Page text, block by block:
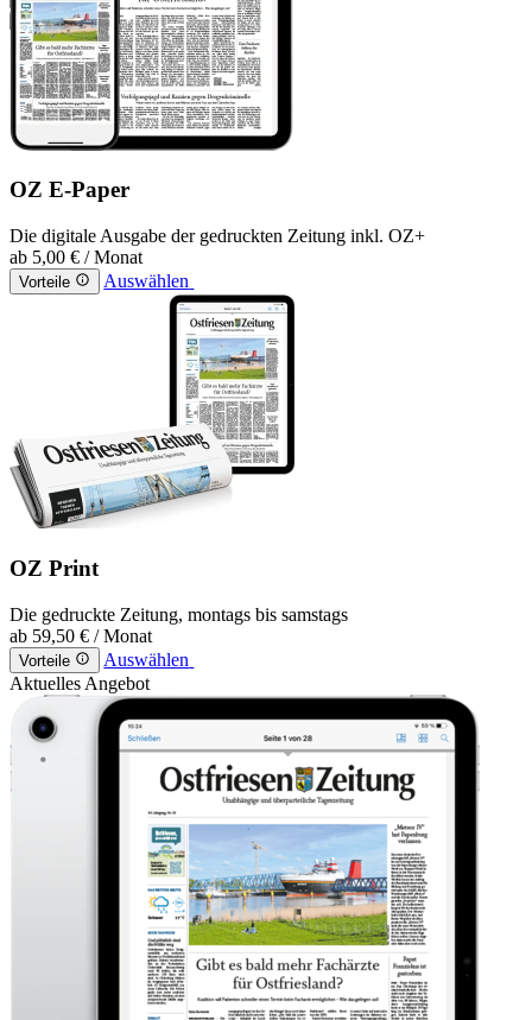
OZ E-Paper
Die digitale Ausgabe der gedruckten Zeitung inkl. OZ+
ab 5,00 € / Monat
Vorteile Auswählen
OZ Print
Die gedruckte Zeitung, montags bis samstags
ab 59,50 € / Monat
Vorteile
Auswählen
Aktuelles Angebot